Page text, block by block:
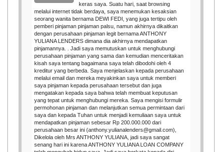
keras saya. Suatu hari, saat browsing
melalui internet tidak berdaya, saya menemukan kesaksian
seorang wanita bernama DEWI FEDI, yang juga tertipu oleh
pemberi pinjaman pinjaman palsu, namun akhirnya dikaitkan
dengan perusahaan pinjaman legit bernama ANTHONY
YULIANA LENDERS dimana dia akhirnya mendapatkan
pinjamannya. . Jadi saya memutuskan untuk menghubungi
perusahaan pinjaman yang sama dan kemudian menceritakan
kisah saya tentang bagaimana saya telah dibodohi oleh 4
kreditur yang berbeda. Saya menjelaskan kepada perusahaan
melalui email dan mereka meyakinkan saya untuk memberi
saya pinjaman kepada perusahaan tersebut dan juga
mengatakan kepada saya bahwa telah membuat keputusan
yang tepat untuk menghubungi mereka. Saya mengisi formulir
permohonan pinjaman dan melanjutkan semua permintaan dari
saya dan kepada Tuhan untuk menjadi kemuliaan saya untuk
mendapatkan pinjaman sebesar Rp 200.000.000 dari
perusahaan besar ini (anthony.yulianalenders@gmail.com),
Dikelola oleh Mrs ANTHONY YULIANA, jadi saya sangat
senang hari ini karena ANTHONY YULIANA LOAN COMPANY